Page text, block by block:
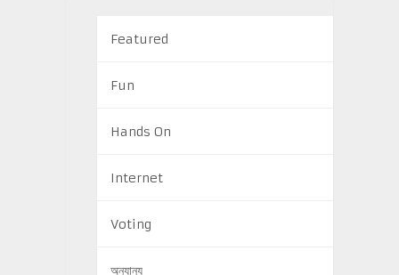
Featured
Fun
Hands On
Internet
Voting
অন্যান্য